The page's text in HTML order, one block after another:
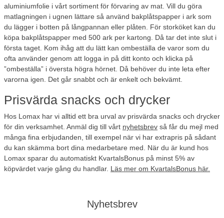
aluminiumfolie i vårt sortiment för förvaring av mat. Vill du göra
matlagningen i ugnen lättare så använd bakplåtspapper i ark som
du lägger i botten på långpannan eller plåten. För storköket kan du
köpa bakplåtspapper med 500 ark per kartong. Då tar det inte slut i
första taget. Kom ihåg att du lätt kan ombeställa de varor som du
ofta använder genom att logga in på ditt konto och klicka på
”ombeställa” i översta högra hörnet. Då behöver du inte leta efter
varorna igen. Det går snabbt och är enkelt och bekvämt.
Prisvärda snacks och drycker
Hos Lomax har vi alltid ett bra urval av prisvärda snacks och drycker
för din verksamhet. Anmäl dig till vårt nyhetsbrev så får du mejl med
många fina erbjudanden, till exempel när vi har extrapris på sådant
du kan skämma bort dina medarbetare med. När du är kund hos
Lomax sparar du automatiskt KvartalsBonus på minst 5% av
köpvärdet varje gång du handlar. Läs mer om KvartalsBonus här.
Nyhetsbrev